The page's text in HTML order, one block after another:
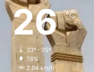
t
a
g
r
T
o
k
26℃
33º - 25º
76%
2.94 km/h